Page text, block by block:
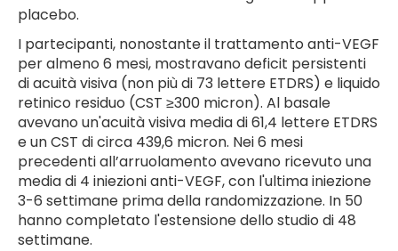
placebo.
I partecipanti, nonostante il trattamento anti-VEGF
per almeno 6 mesi, mostravano deficit persistenti
di acuità visiva (non più di 73 lettere ETDRS) e liquido
retinico residuo (CST ≥300 micron). Al basale
avevano un'acuità visiva media di 61,4 lettere ETDRS
e un CST di circa 439,6 micron. Nei 6 mesi
precedenti all’arruolamento avevano ricevuto una
media di 4 iniezioni anti-VEGF, con l'ultima iniezione
3-6 settimane prima della randomizzazione. In 50
hanno completato l'estensione dello studio di 48
settimane.